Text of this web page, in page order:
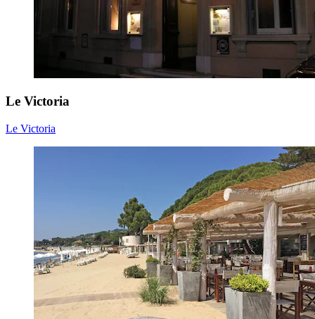
Le Victoria
Le Victoria